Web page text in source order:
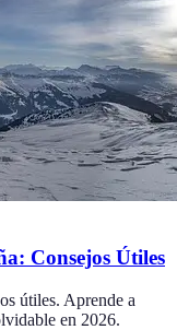
Consejos Útiles
útiles. Aprende a
en 2026.